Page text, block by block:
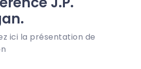
ici la présentation de